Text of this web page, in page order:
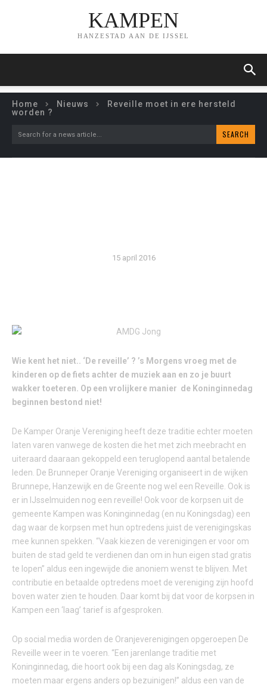
KAMPEN
HANZESTAD AAN DE IJSSEL
Home Nieuws
Reveille moet in ere hersteld
worden ?
Search for a news article... SEARCH
15 april 2016
Wie kent het niet.. ‘De reveille’ ? ’s Morgens vroeg met de
kinderen op de fiets achter de muziek aan en zo je buurt
wakker toeteren. Op een vrolijkere manier de Koninginnedag
beginnen bestond niet!
De Kamper Oranje Vereniging heeft deze traditie echter moeten
laten varen vanwege de kosten die het met zich meebracht en
uiteraard daaraan gekoppeld een teruglopend aantal betalende
leden. De Brunneper Oranje Vereniging organiseert in de wijken
Brunnepe, Hanzewijk en de Greente nog wel een Reveille. Ook is
er in IJsselmuiden nog een reveille! Ook voor de korpsen uit de
gemeente Kampen was Koninginnedag (en nu Koningsdag) een
dag waar de korpsen met hun optredens juist de verenigingskas
mee kunnen spekken. “Vaak kiezen de verenigingen er voor om
buiten de stad geld te verdienen dan om in hun eigen stad gratis
te lopen” aldus een ingewijde die anoniem wenst te blijven. Met
contributie en betaalde optredens moet de vereniging zijn hoofd
boven water zien te houden. Daar komt bij dat voor de korpsen in
Kampen een ‘laag’ tarief is afgesproken.
Op social media worden de Oranjeverenigingen opgeroepen De
Reveille weer in te voeren. “Een jarenlange traditie met
Koninginnedag, die hoort ook bij een dag als Koningsdag, ze
moeten maar ergens anders op bezuinigen!” aldus een van de